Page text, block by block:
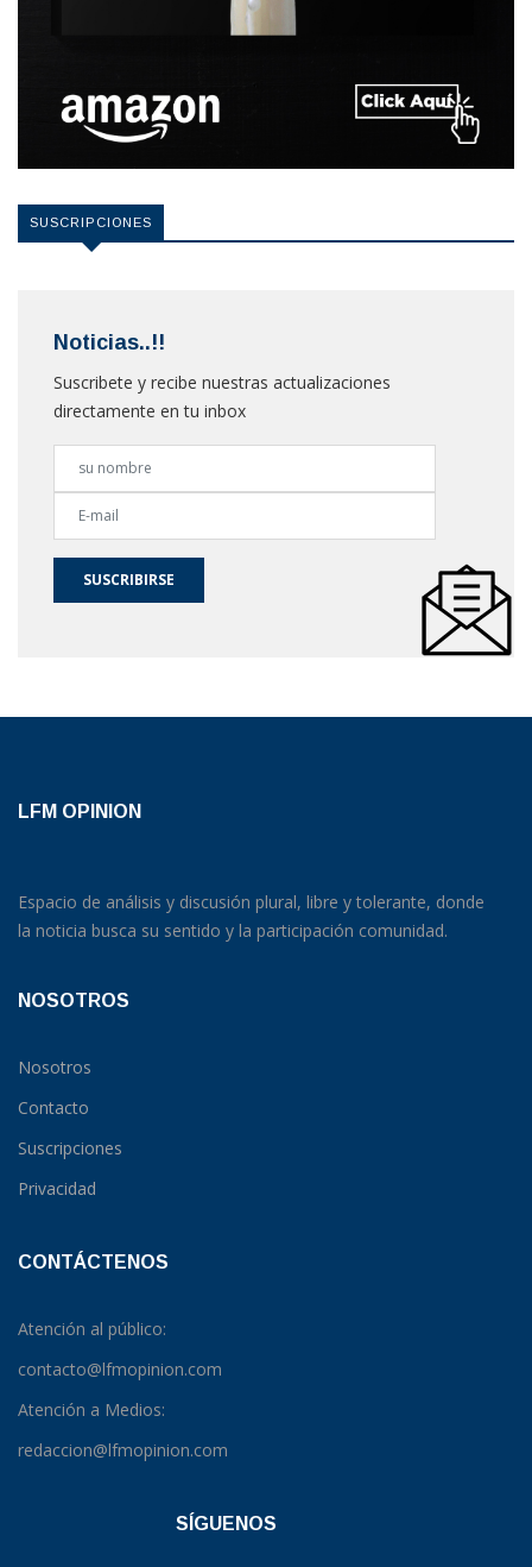
SUSCRIPCIONES
Noticias..!!
Suscribete y recibe nuestras actualizaciones
directamente en tu inbox
SUSCRIBIRSE
LFM OPINION
Espacio de análisis y discusión plural, libre y tolerante, donde
la noticia busca su sentido y la participación comunidad.
NOSOTROS
Nosotros
Contacto
Suscripciones
Privacidad
CONTÁCTENOS
Atención al público:
contacto@lfmopinion.com
Atención a Medios:
redaccion@lfmopinion.com
SÍGUENOS